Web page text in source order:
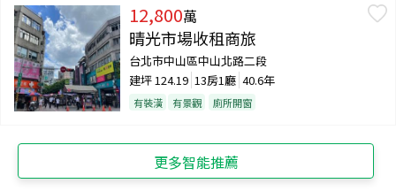
12,800萬
晴光市場收租商旅
台北市中山區中山北路二段
建坪 124.19 13房1廳 40.6年
有裝潢 有景觀 廁所開窗
更多智能推薦